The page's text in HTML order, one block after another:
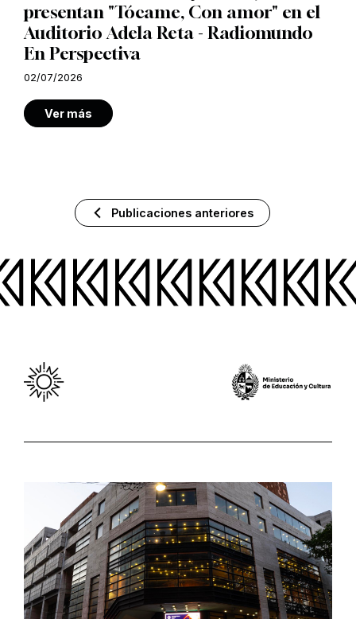
presentan "Tócame, Con amor" en el
Auditorio Adela Reta - Radiomundo
En Perspectiva
02/07/2026
Ver más
Publicaciones anteriores